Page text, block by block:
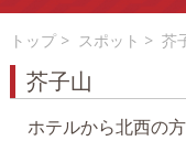
トップ> スポット > 芥
芥子山
ホテルから北西の方